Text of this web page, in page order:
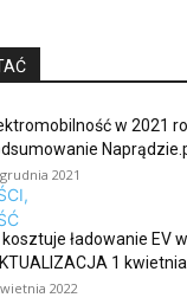
w 2021
2021
kosztuje ładowanie EV
1
2022